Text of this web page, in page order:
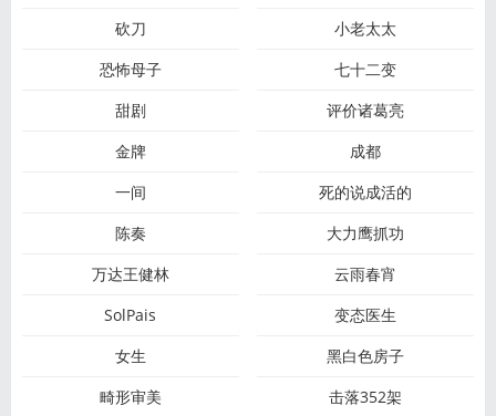
砍刀
小老太太
恐怖母子
七十二变
甜剧
评价诸葛亮
金牌
成都
一间
死的说成活的
陈奏
大力鹰抓功
万达王健林
云雨春宵
SolPais
变态医生
女生
黑白色房子
畸形审美
击落352架